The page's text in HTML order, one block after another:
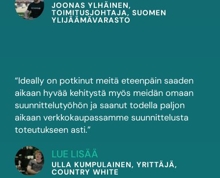
JOONAS YLHÄINEN,
TOIMITUSJOHTAJA, SUOMEN
YLIJÄÄMÄVARASTO
“Ideally on potkinut meitä eteenpäin saaden
aikaan hyvää kehitystä myös meidän omaan
suunnittelutyöhön ja saanut todella paljon
aikaan verkkokaupassamme suunnittelusta
toteutukseen asti.”
LUE LISÄÄ
ULLA KUMPULAINEN, YRITTÄJÄ,
COUNTRY WHITE